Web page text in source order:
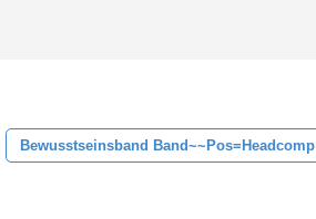
Bewusstseinsband Band~~pos=headcomp